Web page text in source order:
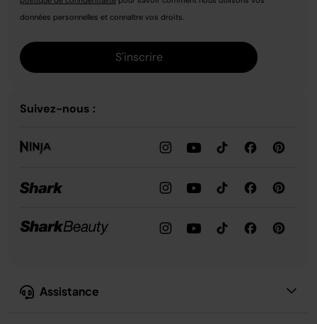
Assistance
données personnelles et connaître vos droits.
S'inscrire
Suivez-nous :